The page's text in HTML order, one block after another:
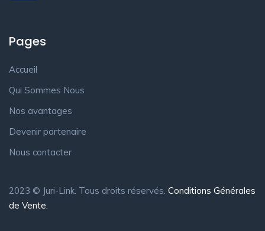
Pages
Accueil
Qui Sommes Nous
Nos avantages
Devenir partenaire
Nous contacter
2023 © Juri-Link. Tous droits réservés. Conditions Générales
de Vente.